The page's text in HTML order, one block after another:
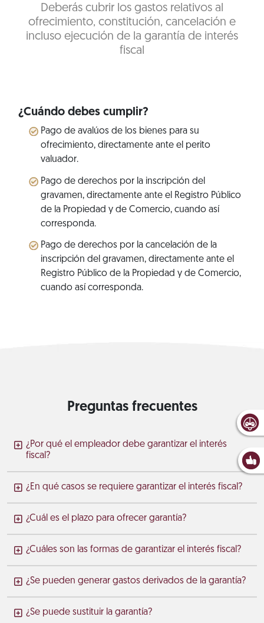
Deberás cubrir los gastos relativos al
ofrecimiento, constitución, cancelación e
incluso ejecución de la garantía de interés
fiscal
¿Cuándo debes cumplir?
Pago de avalúos de los bienes para su
ofrecimiento, directamente ante el perito
valuador.
Pago de derechos por la inscripción del
gravamen, directamente ante el Registro Público
de la Propiedad y de Comercio, cuando así
corresponda.
Pago de derechos por la cancelación de la
inscripción del gravamen, directamente ante el
Registro Público de la Propiedad y de Comercio,
cuando así corresponda.
Preguntas frecuentes
¿Por qué el empleador debe garantizar el interés
fiscal?
¿En qué casos se requiere garantizar el interés fiscal?
¿Cuál es el plazo para ofrecer garantía?
¿Cuáles son las formas de garantizar el interés fiscal?
¿Se pueden generar gastos derivados de la garantía?
¿Se puede sustituir la garantía?